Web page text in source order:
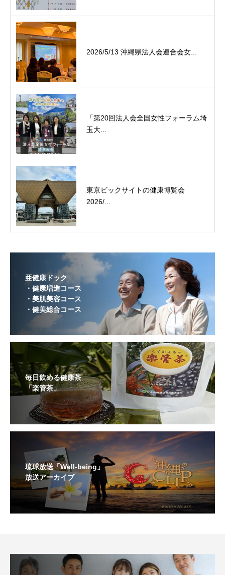
2026/5/13 沖縄県法人会連合会女...
「第20回法人会全国女性フォーラム埼
玉大...
東京ビックサイトの健康博覧会
2026/...
亜健康ドック
・健康増進コース
・美肌美容コース
・健美総合コース
毎日飲める健康茶
「楽管茶」
琉球放送「Well-being」
放送アーカイブ